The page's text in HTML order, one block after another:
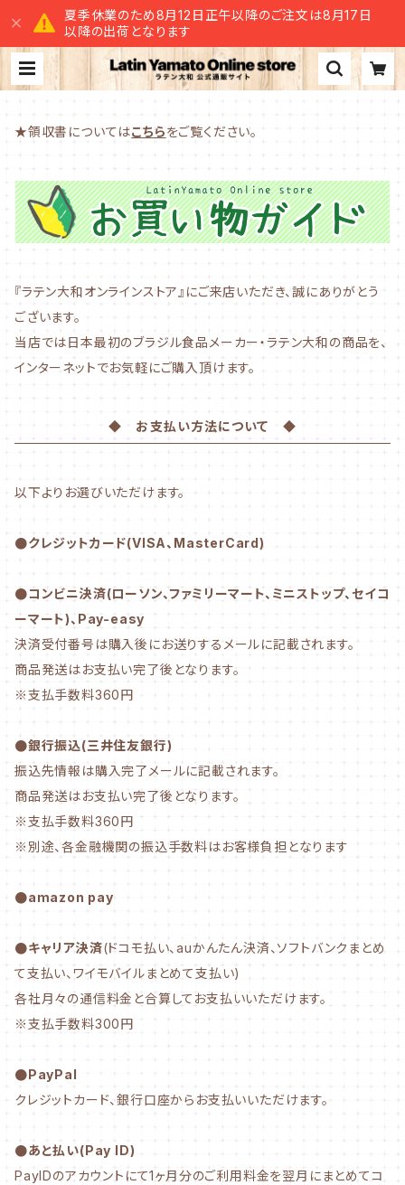
夏季休業のため8月12日正午以降のご注文は8月17日
以降の出荷となります
★領収書についてはこちらをご覧ください。
『ラテン大和オンラインストア』にご来店いただき、誠にありがとう
ございます。
当店では日本最初のブラジル食品メーカー・ラテン大和の商品を、
インターネットでお気軽にご購入頂けます。
◆ お支払い方法について ◆
以下よりお選びいただけます。
●クレジットカード(VISA、MasterCard)
●コンビニ決済(ローソン、ファミリーマート、ミニストップ、セイコ
ーマート)、Pay-easy
決済受付番号は購入後にお送りするメールに記載されます。
商品発送はお支払い完了後となります。
※支払手数料360円
●銀行振込(三井住友銀行)
振込先情報は購入完了メールに記載されます。
商品発送はお支払い完了後となります。
※支払手数料360円
※別途、各金融機関の振込手数料はお客様負担となります
●amazon pay
●キャリア決済(ドコモ払い、auかんたん決済、ソフトバンクまとめ
て支払い、ワイモバイルまとめて支払い)
各社月々の通信料金と合算してお支払いいただけます。
※支払手数料300円
●PayPal
クレジットカード、銀行口座からお支払いいただけます。
●あと払い(Pay ID)
PayIDのアカウントにて1ヶ月分のご利用料金を翌月にまとめてコ